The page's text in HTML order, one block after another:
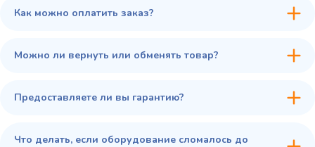
Как можно оплатить заказ?
Можно ли вернуть или обменять товар?
Предоставляете ли вы гарантию?
Что делать, если оборудование сломалось до